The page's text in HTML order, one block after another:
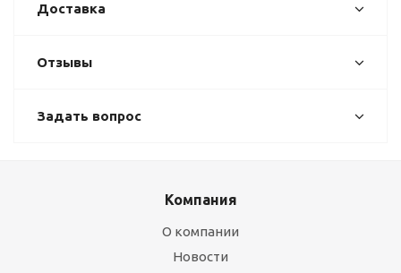
Доставка
Отзывы
Задать вопрос
Компания
О компании
Новости